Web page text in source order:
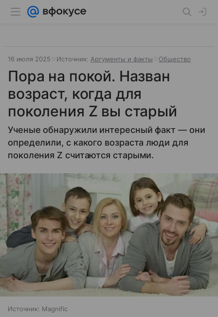
16 июля 2025 Источник: Аргументы и факты Общество
Пора на покой. Назван
возраст, когда для
поколения Z вы старый
Ученые обнаружили интересный факт — они
определили, с какого возраста люди для
поколения Z считаются старыми.
Источник: Magnific